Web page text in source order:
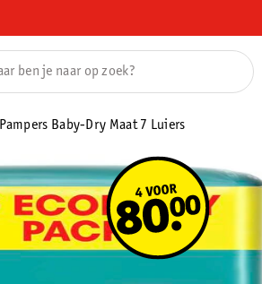
Pampers Baby-Dry Maat 7 Luiers